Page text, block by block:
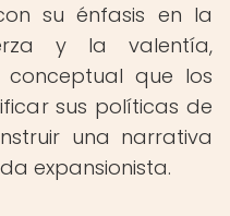
su énfasis en la
y la valentía,
que los
sus políticas de
una narrativa
expansionista.